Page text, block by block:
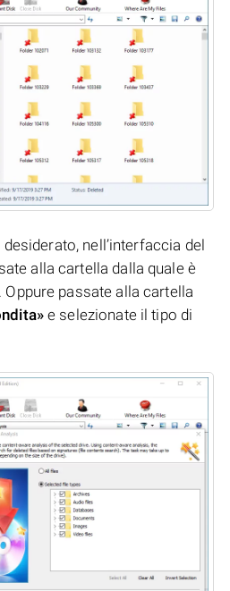
nell’interfaccia del
alla cartella dalla quale è
passate alla cartella
e selezionate il tipo di